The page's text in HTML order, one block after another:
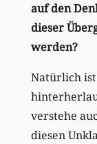
auf den
dieser
werden?
Natürlich
verstehe
diesen